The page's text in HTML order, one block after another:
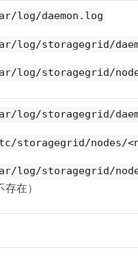
log/daemon.log
log/storagegrid/
log/storagegrid/
log/storagegrid/
storagegrid/nodes/
log/storagegrid/
存在）